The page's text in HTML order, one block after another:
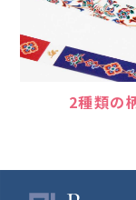
2種類の